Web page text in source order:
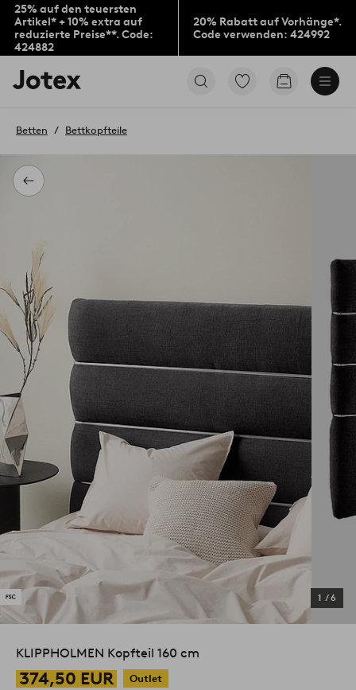
25% auf den teuersten
Artikel* + 10% extra auf
reduzierte Preise**. Code:
424882
20% Rabatt auf Vorhänge*.
Code verwenden: 424992
Jotex-
Logo
Startseite
Zu
Produkten
Zum
Zurück
Betten Bettkopfteile
1 /6
KLIPPHOLMEN Kopfteil 160 cm
374,50 EUR
Outlet